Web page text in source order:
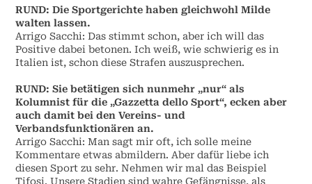
RUND: Die Sportgerichte haben gleichwohl Milde
walten lassen.
Arrigo Sacchi: Das stimmt schon, aber ich will das
Positive dabei betonen. Ich weiß, wie schwierig es in
Italien ist, schon diese Strafen auszusprechen.
RUND: Sie betätigen sich nunmehr „nur“ als
Kolumnist für die „Gazzetta dello Sport“, ecken aber
auch damit bei den Vereins- und
Verbandsfunktionären an.
Arrigo Sacchi: Man sagt mir oft, ich solle meine
Kommentare etwas abmildern. Aber dafür liebe ich
diesen Sport zu sehr. Nehmen wir mal das Beispiel
Tifosi. Unsere Stadien sind wahre Gefängnisse, als